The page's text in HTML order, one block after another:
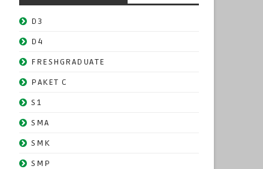
D3
D4
FRESHGRADUATE
PAKET C
S1
SMA
SMK
SMP